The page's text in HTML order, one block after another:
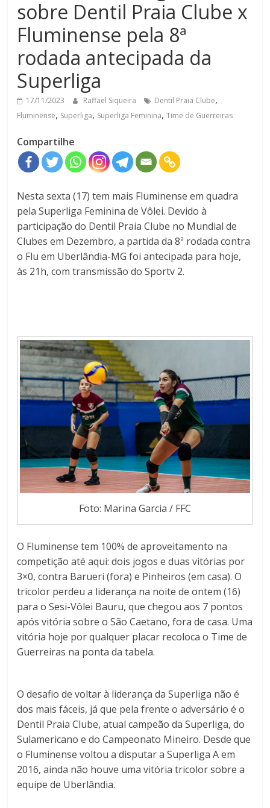
sobre Dentil Praia Clube x
Fluminense pela 8ª
rodada antecipada da
Superliga
17/11/2023 Raffael Siqueira Dentil Praia Clube,
Fluminense, Superliga, Superliga Feminina,Time de Guerreiras
Compartilhe
Nesta sexta (17) tem mais Fluminense em quadra
pela Superliga Feminina de Vôlei. Devido à
participação do Dentil Praia Clube no Mundial de
Clubes em Dezembro, a partida da 8ª rodada contra
o Flu em Uberlândia-MG foi antecipada para hoje,
às 21h, com transmissão do Sportv 2.
Foto: Marina Garcia / FFC
O Fluminense tem 100% de aproveitamento na
competição até aqui: dois jogos e duas vitórias por
3×0, contra Barueri (fora) e Pinheiros (em casa). O
tricolor perdeu a liderança na noite de ontem (16)
para o Sesi-Vôlei Bauru, que chegou aos 7 pontos
após vitória sobre o São Caetano, fora de casa. Uma
vitória hoje por qualquer placar recoloca o Time de
Guerreiras na ponta da tabela.
O desafio de voltar à liderança da Superliga não é
dos mais fáceis, já que pela frente o adversário é o
Dentil Praia Clube, atual campeão da Superliga, do
Sulamericano e do Campeonato Mineiro. Desde que
o Fluminense voltou a disputar a Superliga A em
2016, ainda não houve uma vitória tricolor sobre a
equipe de Uberlândia.